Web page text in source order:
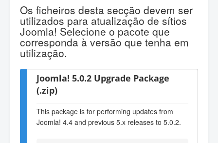
Os ficheiros desta secção devem ser
utilizados para atualização de sítios
Joomla! Selecione o pacote que
corresponda à versão que tenha em
utilização.
Joomla! 5.0.2 Upgrade Package
(.zip)
This package is for performing updates from
Joomla! 4.4 and previous 5.x releases to 5.0.2.